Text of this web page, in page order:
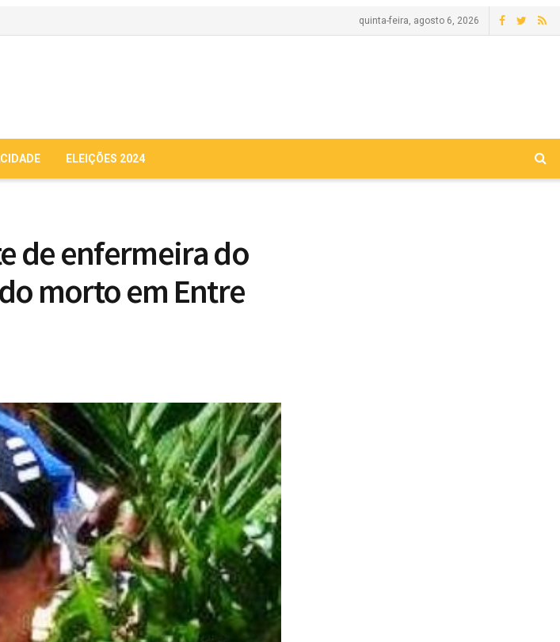
quinta-feira, agosto 6, 2026
ELEIÇÕES 2024
de enfermeira do
morto em Entre